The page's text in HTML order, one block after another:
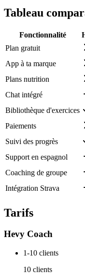
Tableau
Fonctionnalité
Plan gratuit
App à ta marque
Plans nutrition
Chat intégré
Bibliothèque d'exercices
Paiements
Suivi des progrès
Support en espagnol
Coaching de groupe
Intégration Strava
Tarifs
Hevy Coach
1-10 clients
10 clients